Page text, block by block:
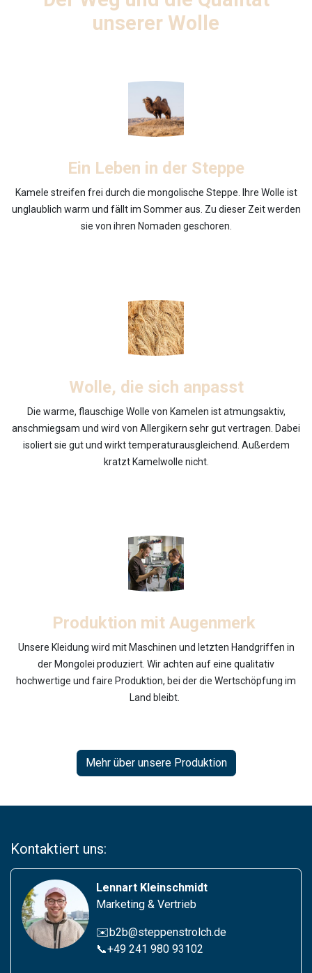
unserer Wolle
Ein Leben in der Steppe
Kamele streifen frei durch die mongolische Steppe. Ihre Wolle ist
unglaublich warm und fällt im Sommer aus. Zu dieser Zeit werden
sie von ihren Nomaden geschoren.
Wolle, die sich anpasst
Die warme, flauschige Wolle von Kamelen ist atmungsaktiv,
anschmiegsam und wird von Allergikern sehr gut vertragen. Dabei
isoliert sie gut und wirkt temperaturausgleichend. Außerdem
kratzt Kamelwolle nicht.
Produktion mit Augenmerk
Unsere Kleidung wird mit Maschinen und letzten Handgriffen in
der Mongolei produziert. Wir achten auf eine qualitativ
hochwertige und faire Produktion, bei der die Wertschöpfung im
Land bleibt.
Mehr über unsere Produktion
Kontaktiert uns:
Lennart Kleinschmidt
Marketing & Vertrieb
✉️b2b@steppenstrolch.de
📞+49 241 980 93102